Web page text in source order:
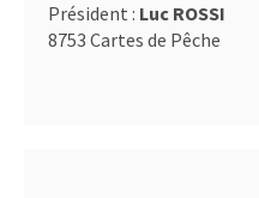
Président : Luc ROSSI
8753 Cartes de Pêche